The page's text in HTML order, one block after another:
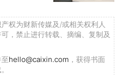
权为财新传媒及/或相关权利人
，禁止进行转载、摘编、复制及
hello@caixin.com ，获得书面